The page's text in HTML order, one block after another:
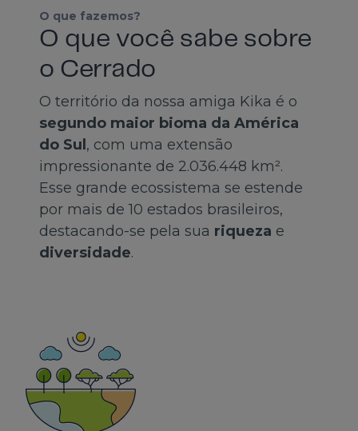
O que fazemos?
O que você sabe sobre
o Cerrado
O território da nossa amiga Kika é o
segundo maior bioma da América
do Sul , com uma extensão
impressionante de 2.036.448 km².
Esse grande ecossistema se estende
por mais de 10 estados brasileiros,
destacando-se pela sua riqueza e
diversidade.